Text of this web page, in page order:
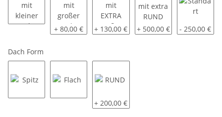
vorne mit kleiner aerodynamischen Schräge ca. 40 x 40 cm
vorne mit großer aerodynamischen Schräge ca.
+ 80,00 € vorne mit EXTRA großer
+ 130,00 € vorne mit extra RUND
+ 500,00 € Standart
- 250,00 €
Dach Form
RUND
+ 200,00 €